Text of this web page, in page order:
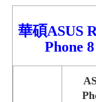
華碩ASUS
Phone